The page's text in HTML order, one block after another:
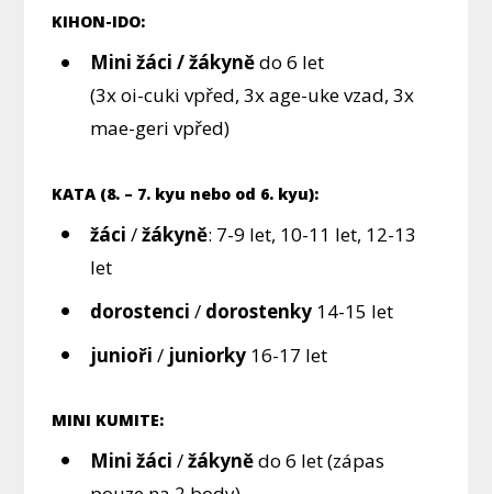
KIHON-IDO:
Mini žáci / žákynědo 6 let
(3x oi-cuki vpřed, 3x age-uke vzad, 3x
mae-geri vpřed)
KATA (8. – 7. kyu nebo od 6. kyu):
žáci /žákyně: 7-9 let, 10-11 let, 12-13
let
dorostenci / dorostenky 14-15 let
junioři / juniorky 16-17 let
MINI KUMITE:
Mini žáci /žákynědo 6 let (zápas